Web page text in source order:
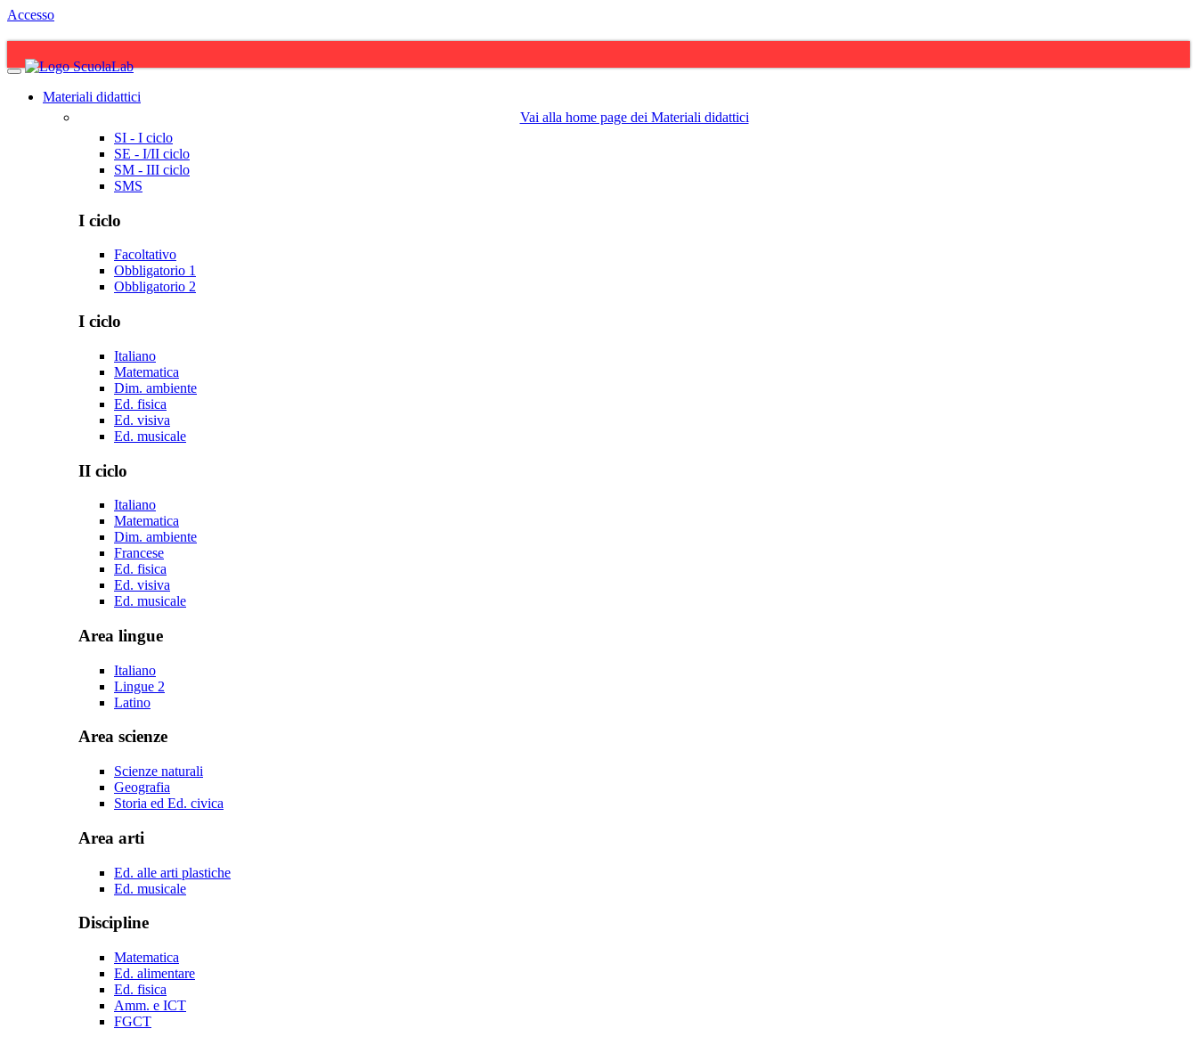
Accesso
Materiali didattici
Vai alla home page dei Materiali didattici
SI - I ciclo
SE - I/II ciclo
SM - III ciclo
SMS
I ciclo
Facoltativo
Obbligatorio 1
Obbligatorio 2
I ciclo
Italiano
Matematica
Dim. ambiente
Ed. fisica
Ed. visiva
Ed. musicale
II ciclo
Italiano
Matematica
Dim. ambiente
Francese
Ed. fisica
Ed. visiva
Ed. musicale
Area lingue
Italiano
Lingue 2
Latino
Area scienze
Scienze naturali
Geografia
Storia ed Ed. civica
Area arti
Ed. alle arti plastiche
Ed. musicale
Discipline
Matematica
Ed. alimentare
Ed. fisica
Amm. e ICT
FGCT